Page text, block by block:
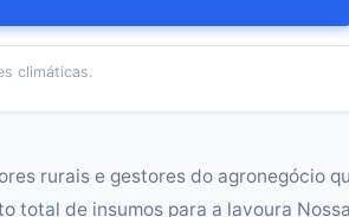
climáticas.
rurais e gestores do agronegócio
total de insumos para a lavoura Nossa